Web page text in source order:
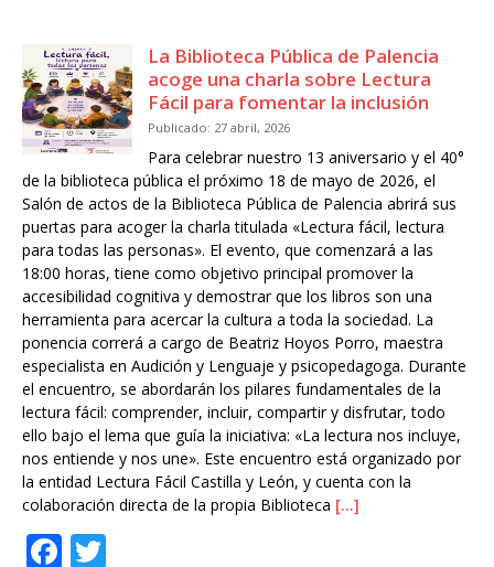
c
e
b
o
o
k
te
r
La Biblioteca Pública de Palencia
acoge una charla sobre Lectura
Fácil para fomentar la inclusión
Publicado: 27 abril, 2026
Para celebrar nuestro 13 aniversario y el 40°
de la biblioteca pública el próximo 18 de mayo de 2026, el
Salón de actos de la Biblioteca Pública de Palencia abrirá sus
puertas para acoger la charla titulada «Lectura fácil, lectura
para todas las personas». El evento, que comenzará a las
18:00 horas, tiene como objetivo principal promover la
accesibilidad cognitiva y demostrar que los libros son una
herramienta para acercar la cultura a toda la sociedad. La
ponencia correrá a cargo de Beatriz Hoyos Porro, maestra
especialista en Audición y Lenguaje y psicopedagoga. Durante
el encuentro, se abordarán los pilares fundamentales de la
lectura fácil: comprender, incluir, compartir y disfrutar, todo
ello bajo el lema que guía la iniciativa: «La lectura nos incluye,
nos entiende y nos une». Este encuentro está organizado por
la entidad Lectura Fácil Castilla y León, y cuenta con la
colaboración directa de la propia Biblioteca […]
F